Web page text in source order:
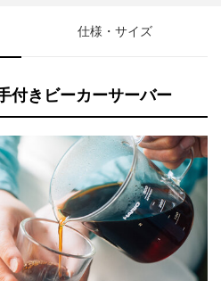
仕様・サイズ
付きビーカーサーバー